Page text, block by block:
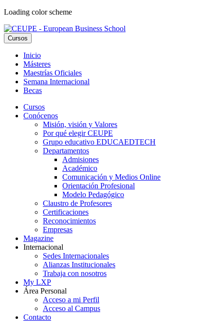
Loading color scheme
Cursos
Inicio
Másteres
Maestrías Oficiales
Semana Internacional
Becas
Cursos
Conócenos
Misión, visión y Valores
Por qué elegir CEUPE
Grupo educativo EDUCAEDTECH
Departamentos
Admisiones
Académico
Comunicación y Medios Online
Orientación Profesional
Modelo Pedagógico
Claustro de Profesores
Certificaciones
Reconocimientos
Empresas
Magazine
Internacional
Sedes Internacionales
Alianzas Institucionales
Trabaja con nosotros
My LXP
Área Personal
Acceso a mi Perfil
Acceso al Campus
Contacto